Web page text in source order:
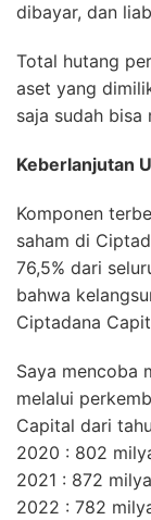
dibayar, dan
Total hutang
aset yang
saja sudah bisa
Keberlanjutan
Komponen
saham di
76,5% dari
bahwa
Ciptadana
Saya mencoba
melalui
Capital dari
2020 : 802
2021 : 872
2022 : 782